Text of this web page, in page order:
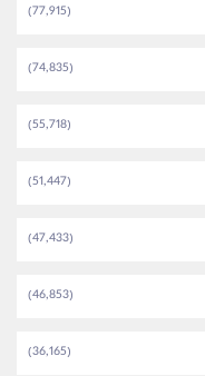
(77,915)
(74,835)
(55,718)
(51,447)
(47,433)
(46,853)
(36,165)